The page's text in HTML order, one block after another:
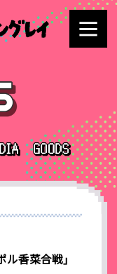
香菜合戦」